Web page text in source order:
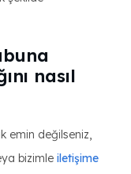
nasıl
emin değilseniz,
bizimle iletişime